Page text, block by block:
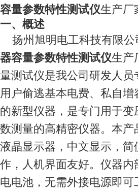
容量参数特性测试仪生产厂
一、 概述
扬州旭明电工科技有限
器容量参数特性测试仪生产
量测试仪是我公司研发人员
用户偷逃基本电费、私自
的新型仪器，是专门用于
数测量的高精密仪器。本产
液晶显示器，中文显示，简
作，人机界面友好。仪器
电电池，无需外接电源即